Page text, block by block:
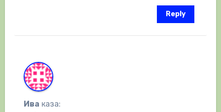
Reply
Ива каза: